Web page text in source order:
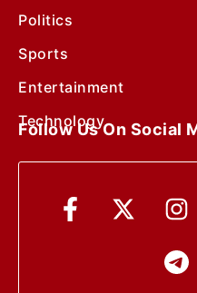
Politics
Sports
Entertainment
Technology
Follow Us On Social